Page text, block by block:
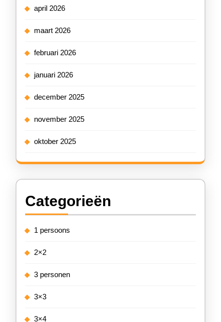
april 2026
maart 2026
februari 2026
januari 2026
december 2025
november 2025
oktober 2025
Categorieën
1 persoons
2×2
3 personen
3×3
3×4